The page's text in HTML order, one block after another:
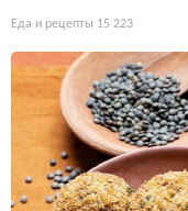
Еда и рецепты 15 223